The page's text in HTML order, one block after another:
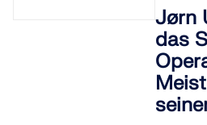
Ihr Tor zur parametrischen
API
Jørn
das